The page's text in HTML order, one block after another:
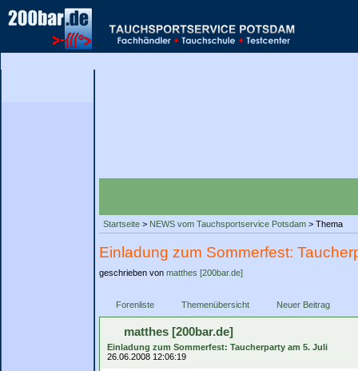
Startseite > NEWS vom Tauchsportservice Potsdam > Thema
Einladung zum Sommerfest:
geschrieben von matthes [200bar.de]
Forenliste Themenübersicht Neuer Beitrag
matthes [200bar.de]
Einladung zum Sommerfest: Taucherparty am 5. Juli
26.06.2008 12:06:19